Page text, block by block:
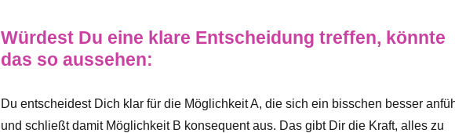
Würdest Du eine klare Entscheidung treffen, könnte
das so aussehen:
Du entscheidest Dich klar für die Möglichkeit A, die sich ein bisschen besser
und schließt damit Möglichkeit B konsequent aus. Das gibt Dir die Kraft, alles zu